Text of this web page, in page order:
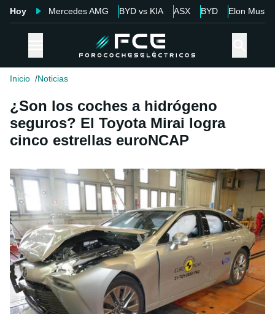
Hoy Mercedes AMG BYD vs KIA ASX BYD Elon Musk
Inicio Noticias
¿Son los coches a hidrógeno
seguros? El Toyota Mirai logra
cinco estrellas euroNCAP